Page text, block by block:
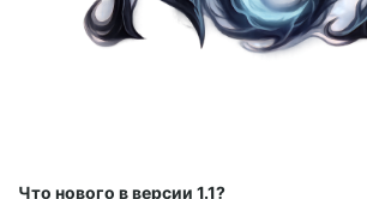
Что нового в версии 1.1?